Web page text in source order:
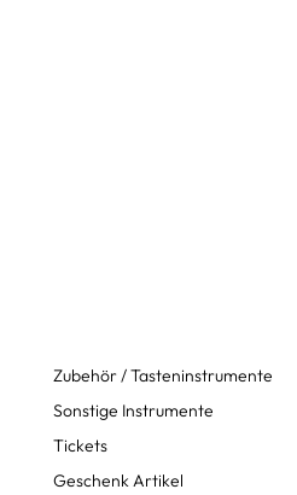
Zubehör / Tasteninstrumente
Sonstige Instrumente
Tickets
Geschenk Artikel